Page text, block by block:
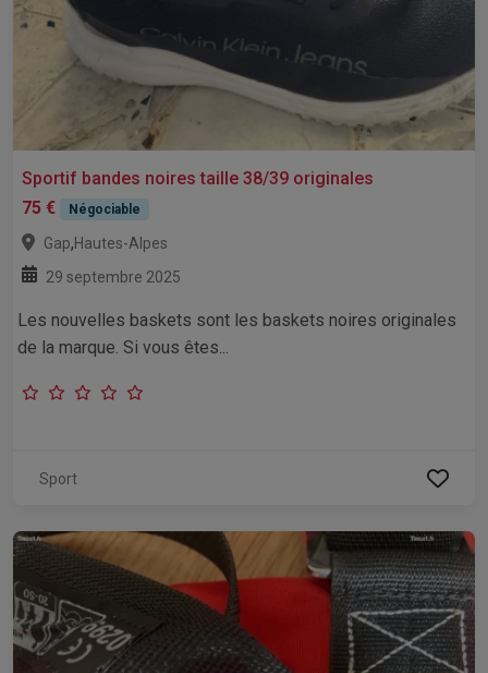
Sportif bandes noires taille 38/39 originales
75 €
Négociable
Gap,Hautes-Alpes
29 septembre 2025
Les nouvelles baskets sont les baskets noires originales
de la marque. Si vous êtes...
Sport